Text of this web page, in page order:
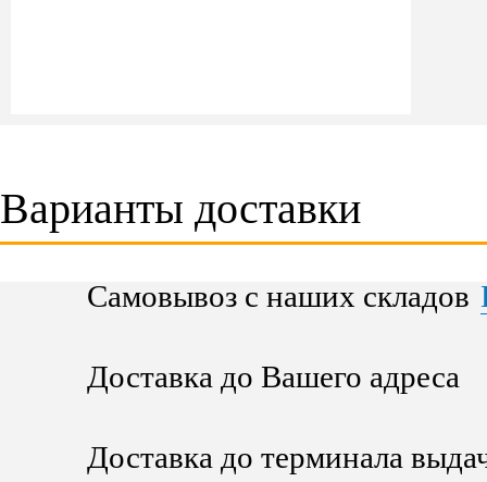
Варианты доставки
Самовывоз с наших складов
Доставка до Вашего адреса
Доставка до терминала